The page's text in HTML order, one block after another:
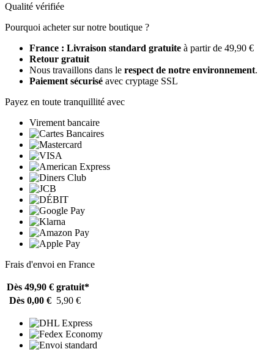
Qualité vérifiée
Pourquoi acheter sur notre boutique ?
France : Livraison standard gratuite à partir de 49,90 €
Retour gratuit
Nous travaillons dans le respect de notre environnement.
Paiement sécurisé avec cryptage SSL
Payez en toute tranquillité avec
Virement bancaire
Frais d'envoi en France
Dès 49,90 € gratuit*
Dès 0,00 € 5,90 €